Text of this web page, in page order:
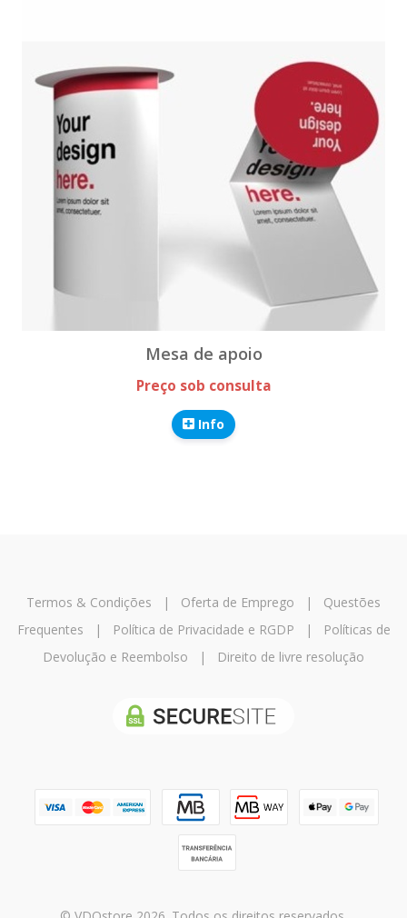
Mesa de apoio
Preço sob consulta
Info
Termos & Condições | Oferta de Emprego | Questões
Frequentes | Política de Privacidade e RGDP |
Políticas de
Devolução e Reembolso | Direito de livre resolução